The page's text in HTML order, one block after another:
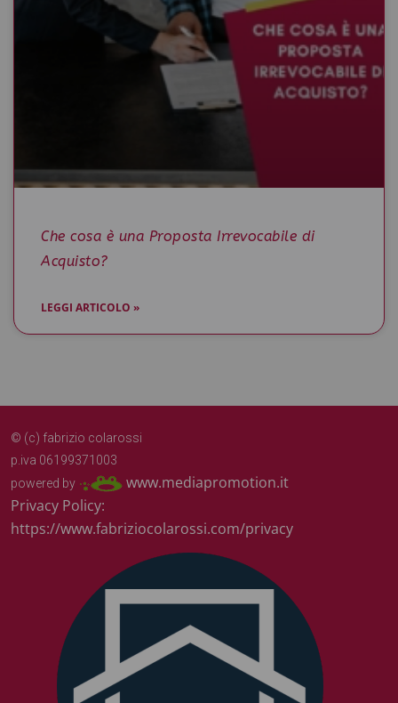
Che cosa è una Proposta Irrevocabile di
Acquisto?
LEGGI ARTICOLO »
© (c) fabrizio colarossi
p.iva 06199371003
powered by
www.mediapromotion.it
Privacy Policy:
https://www.fabriziocolarossi.com/privacy